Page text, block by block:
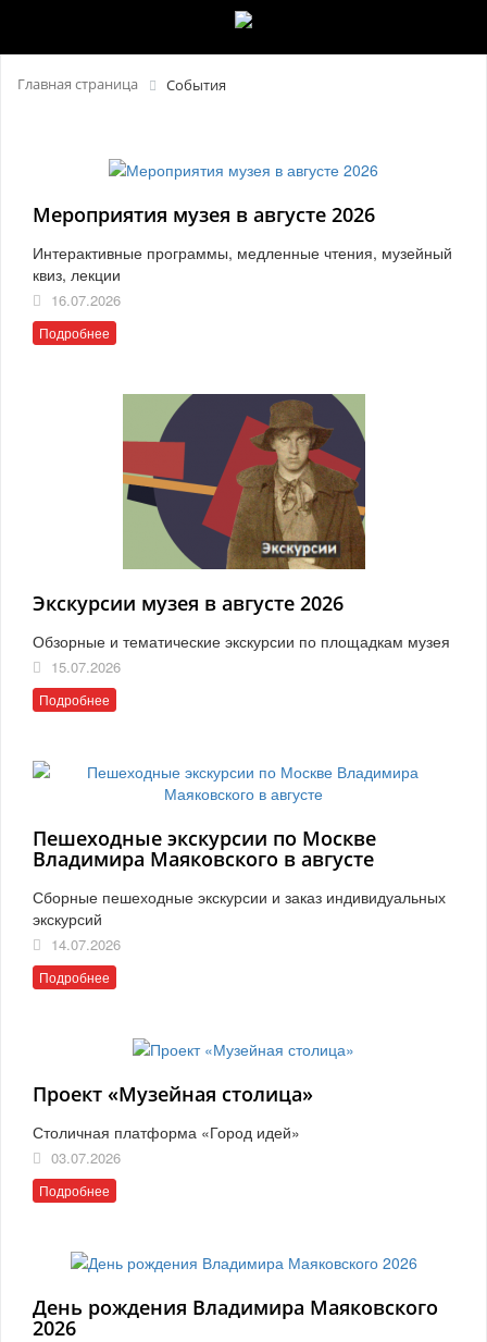
Главная страница События
Мероприятия музея в августе 2026
Интерактивные программы, медленные чтения, музейный
квиз, лекции
16.07.2026
Подробнее
Экскурсии музея в августе 2026
Обзорные и тематические экскурсии по площадкам музея
15.07.2026
Подробнее
Пешеходные экскурсии по Москве
Владимира Маяковского в августе
Сборные пешеходные экскурсии и заказ индивидуальных
экскурсий
14.07.2026
Подробнее
Проект «Музейная столица»
Столичная платформа «Город идей»
03.07.2026
Подробнее
День рождения Владимира Маяковского
2026